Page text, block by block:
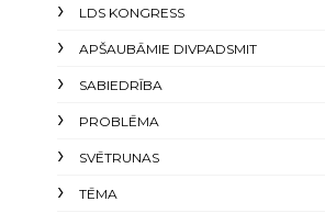
LDS KONGRESS
APŠAUBĀMIE DIVPADSMIT
SABIEDRĪBA
PROBLĒMA
SVĒTRUNAS
TĒMA